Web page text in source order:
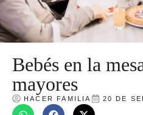
Bebés en la
mayores
HACER FAMILIA 20 DE